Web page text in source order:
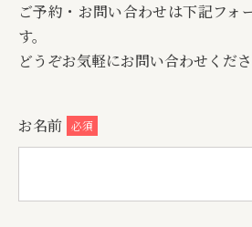
ご予約・お問い合わせは下記フォ
す。
どうぞお気軽にお問い合わせくださ
お名前 必須